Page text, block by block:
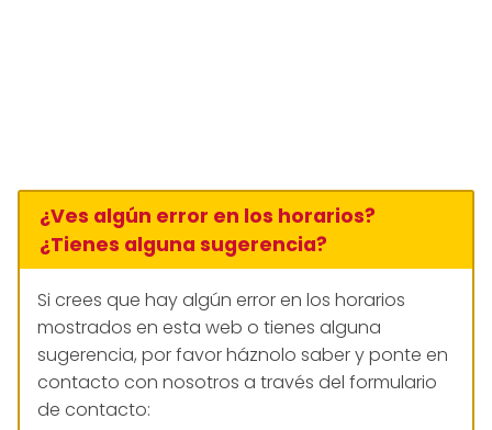
¿Ves algún error en los horarios?
¿Tienes alguna sugerencia?
Si crees que hay algún error en los horarios
mostrados en esta web o tienes alguna
sugerencia, por favor háznolo saber y ponte en
contacto con nosotros a través del formulario
de contacto: